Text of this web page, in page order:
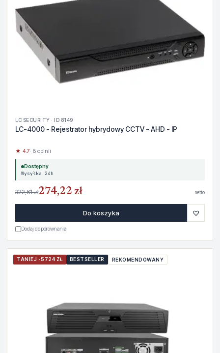
LC SECURITY · ID 8149
LC-4000 - Rejestrator hybrydowy CCTV - AHD - IP
★ 4.7· 8 opinii
Dostępny
Wysyłka 24h
322,61 zł274,22 zł netto
Do koszyka ♡
Dodaj do porównania
TANIEJ -5724 ZŁ BESTSELLER REKOMENDOWANY